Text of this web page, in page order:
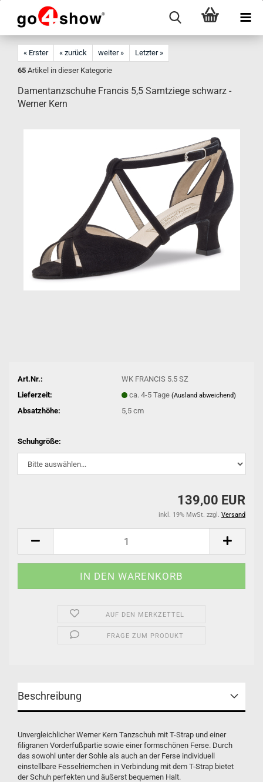
« Erster « zurück weiter »
Letzter »
65 Artikel in dieser Kategorie
Damentanzschuhe Francis 5,5 Samtziege schwarz -
Werner Kern
Art.Nr.:
WK FRANCIS 5.5 SZ
Lieferzeit:
ca. 4-5 Tage (Ausland abweichend)
Absatzhöhe: 5,5 cm
Schuhgröße:
139,00 EUR
inkl. 19% MwSt. zzgl. Versand
AUF DEN MERKZETTEL
FRAGE ZUM PRODUKT
Beschreibung
Unvergleichlicher Werner Kern Tanzschuh mit T-Strap und einer
filigranen Vorderfußpartie sowie einer formschönen Ferse. Durch
das sowohl unter der Sohle als auch an der Ferse individuell
einstellbare Fesselriemchen in Verbindung mit dem T-Strap bietet
der Schuh perfekten und äußerst bequemen Halt.